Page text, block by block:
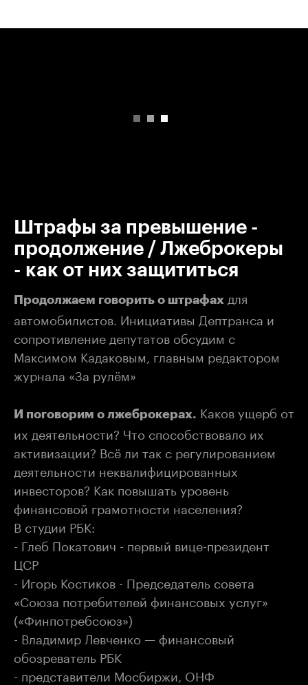
Штрафы за превышение -
продолжение / Лжеброкеры
- как от них защититься
Продолжаем говорить о штрафах для
автомобилистов. Инициативы Дептранса и
сопротивление депутатов обсудим с
Максимом Кадаковым, главным редактором
журнала «За рулём»
И поговорим о лжеброкерах. Каков ущерб от
их деятельности? Что способствовало их
активизации? Всё ли так с регулированием
деятельности неквалифицированных
инвесторов? Как повышать уровень
финансовой грамотности населения?
В студии РБК:
- Глеб Покатович - первый вице-президент
ЦСР
- Игорь Костиков - Председатель совета
«Союза потребителей финансовых услуг»
(«Финпотребсоюз»)
- Владимир Левченко — финансовый
обозреватель РБК
- представители Мосбиржи, ОНФ